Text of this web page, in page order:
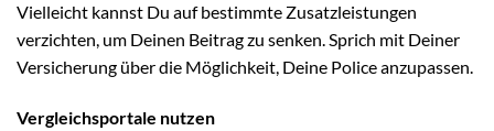
Vielleicht kannst Du auf bestimmte Zusatzleistungen
verzichten, um Deinen Beitrag zu senken. Sprich mit Deiner
Versicherung über die Möglichkeit, Deine Police anzupassen.
Vergleichsportale nutzen